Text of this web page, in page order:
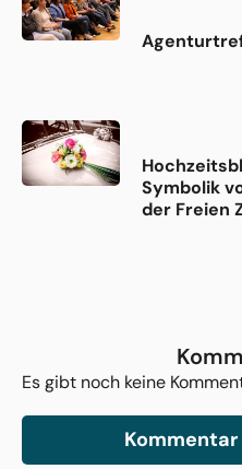
Symbolik
der Freien
Es gibt noch keine